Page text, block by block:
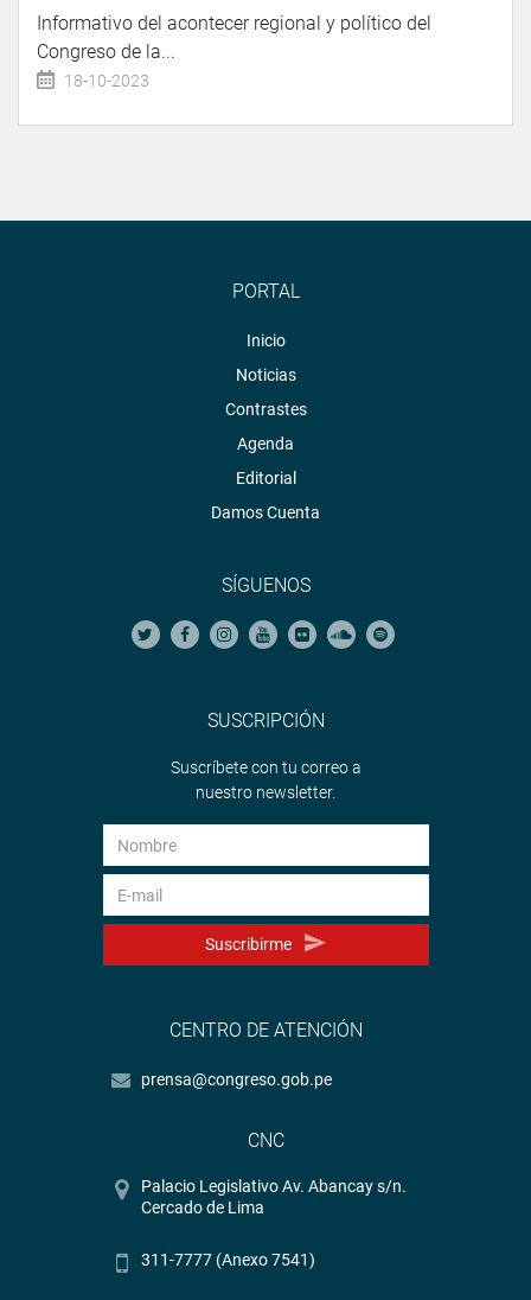
Informativo del acontecer regional y político del
Congreso de la...
18-10-2023
PORTAL
Inicio
Noticias
Contrastes
Agenda
Editorial
Damos Cuenta
SÍGUENOS
SUSCRIPCIÓN
Suscríbete con tu correo a
nuestro newsletter.
Suscribirme
CENTRO DE ATENCIÓN
prensa@congreso.gob.pe
CNC
Palacio Legislativo Av. Abancay s/n.
Cercado de Lima
311-7777 (Anexo 7541)